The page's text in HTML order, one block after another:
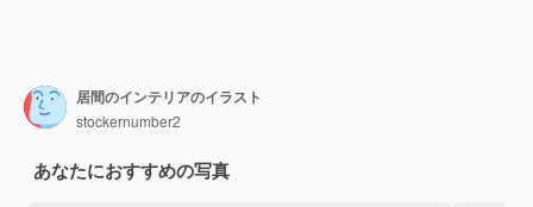
居間のインテリアのイラスト
stockernumber2
あなたにおすすめの写真